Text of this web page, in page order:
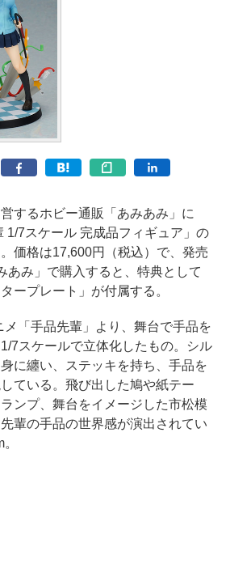
するホビー通販「あみあみ」に
1/7スケール 完成品フィギュア」の
価格は17,600円（税込）で、発売
あみ」で購入すると、特典として
ープレート」が付属する。
「手品先輩」より、舞台で手品を
7スケールで立体化したもの。シル
に纏い、ステッキを持ち、手品を
ている。飛び出した鳩や紙テー
ンプ、舞台をイメージした市松模
輩の手品の世界感が演出されてい